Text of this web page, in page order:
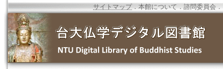
サイトマップ．本館について ．諮問委員会 ．